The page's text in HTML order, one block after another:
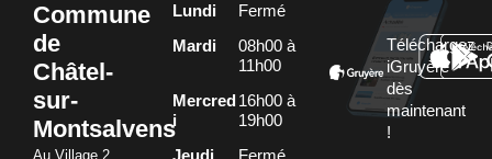
Commune
de
Châtel-
sur-
Montsalvens
Au Village 2
Lundi
Fermé
Mardi
08h00 à
11h00
Mercred
i
16h00 à
19h00
Jeudi
Fermé
Téléchargez
iGruyère
dès
maintenant
!